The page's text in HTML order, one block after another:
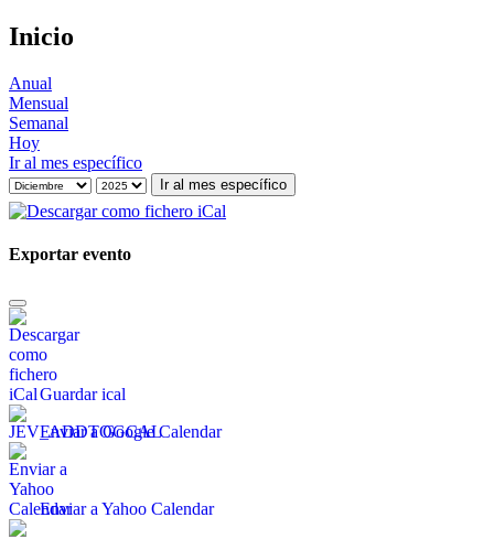
Inicio
Anual
Mensual
Semanal
Hoy
Ir al mes específico
Ir al mes específico
Exportar evento
Guardar ical
Enviar a Google Calendar
Enviar a Yahoo Calendar